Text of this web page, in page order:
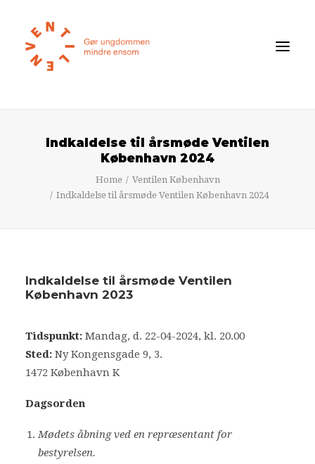
Om ensomhed
STØT
Book oplæg
Bliv frivillig
Nyheder
Search
Cart
Indkaldelse til årsmøde Ventilen
København 2024
Home
Ventilen København
Indkaldelse til årsmøde Ventilen København 2024
Indkaldelse til årsmøde Ventilen
København 2023
Tidspunkt: Mandag, d. 22-04-2024, kl. 20.00
Sted: Ny Kongensgade 9, 3.
1472 København K
Dagsorden
Mødets åbning ved en repræsentant for
bestyrelsen.